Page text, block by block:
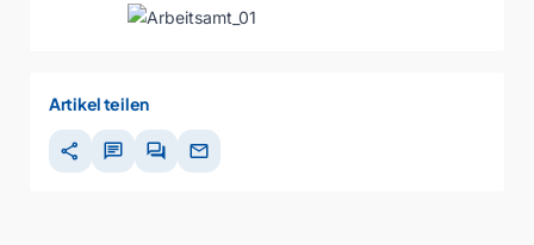
Artikel teilen
share chat forum mail